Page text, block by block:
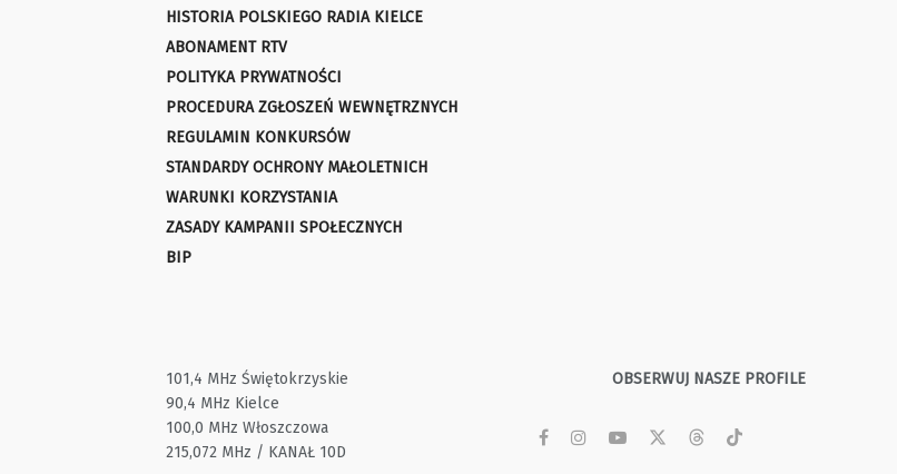
HISTORIA POLSKIEGO RADIA KIELCE
ABONAMENT RTV
POLITYKA PRYWATNOŚCI
PROCEDURA ZGŁOSZEŃ WEWNĘTRZNYCH
REGULAMIN KONKURSÓW
STANDARDY OCHRONY MAŁOLETNICH
WARUNKI KORZYSTANIA
ZASADY KAMPANII SPOŁECZNYCH
BIP
101,4 MHz Świętokrzyskie
90,4 MHz Kielce
100,0 MHz Włoszczowa
215,072 MHz / KANAŁ 10D
OBSERWUJ NASZE PROFILE